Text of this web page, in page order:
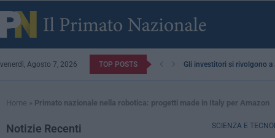
venerdì, Agosto 7, 2026 TOP POSTS Gli investitori si rivolgono a
Home » Primato nazionale nella robotica: progetti made in Italy per Amazon
SCIENZA E
Notizie Recenti